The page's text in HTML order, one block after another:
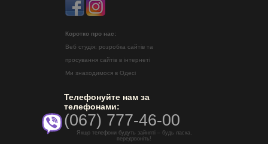
Коротко про нас:
Веб студія: розробка сайтів та
просування сайтів в інтернеті
Ми знаходимося в Одесі
Телефонуйте нам за
телефонами:
(067) 777-46-00
Якщо телефони будуть зайняті – будь ласка,
передзвоніть!